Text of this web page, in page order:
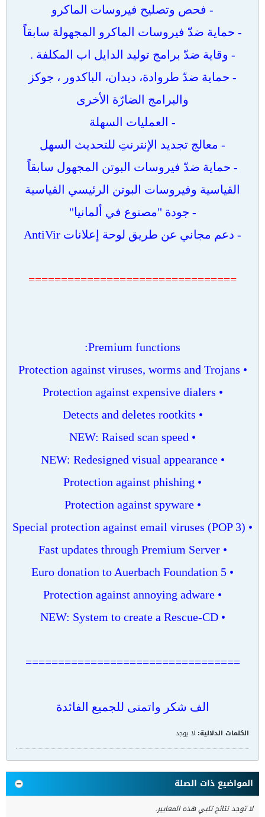
- فحص وتصليح فيروسات الماكرو
- حماية ضدّ فيروسات الماكرو المجهولة سابقاً
- وقاية ضدّ برامج توليد الدايل اب المكلفة .
- حماية ضدّ طروادة، ديدان، الباكدور ، جوكز
والبرامج الضارّة الأخرى
- العمليات السهلة
- معالج تجديد الإنترنتِ للتحديث السهل
- حماية ضدّ فيروسات البوتن المجهول سابقاً
القياسية وفيروسات البوتن الرئيسي القياسية
- جودة "مصنوع في ألمانيا"
- دعم مجاني عن طريق لوحة إعلانات AntiVir
================================
Premium functions:
• Protection against viruses, worms and Trojans
• Protection against expensive dialers
• Detects and deletes rootkits
• NEW: Raised scan speed
• NEW: Redesigned visual appearance
• Protection against phishing
• Protection against spyware
• Special protection against email viruses (POP 3)
• Fast updates through Premium Server
• 5 Euro donation to Auerbach Foundation
• Protection against annoying adware
• NEW: System to create a Rescue-CD
=================================
الف شكر واتمنى للجميع الفائدة
الكلمات الدلالية: لا يوجد
المواضيع ذات الصلة
لا توجد نتائج تلبي هذه المعايير.